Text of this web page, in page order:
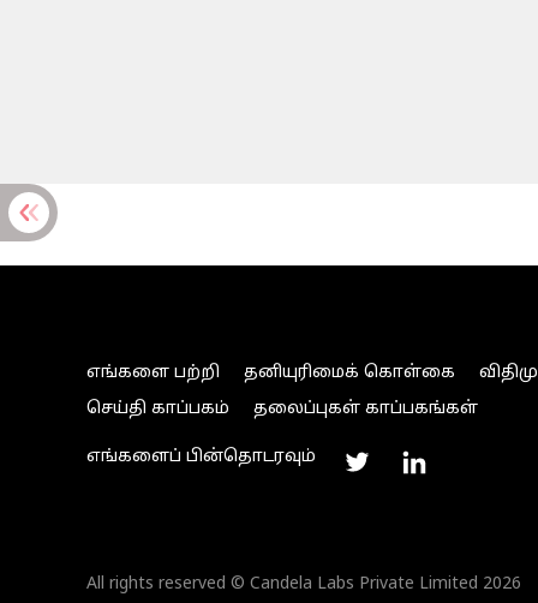
எங்களை பற்றி தனியுரிமைக் கொள்கை
செய்தி காப்பகம்
தலைப்புகள் காப்பகங்கள்
எங்களைப் பின்தொடரவும்
All rights reserved © Candela Labs Private Limited 2026